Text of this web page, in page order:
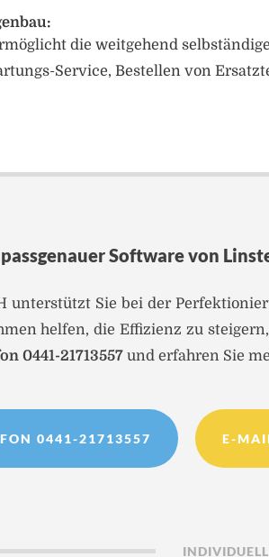
die weitgehend
Service, Bestellen von
Software von
unterstützt Sie bei der
helfen, die Effizienz zu
0441-21713557 und erfahren Sie
0441-21713557 E-